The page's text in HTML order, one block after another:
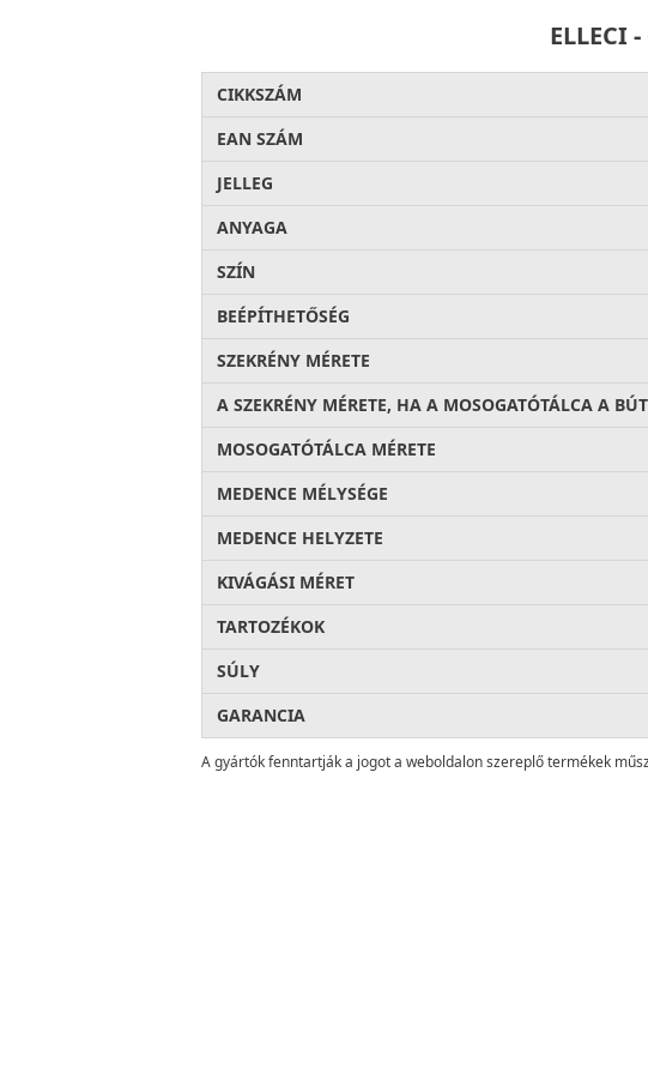
ELLECI
CIKKSZÁM
EAN SZÁM
JELLEG
ANYAGA
SZÍN
BEÉPÍTHETŐSÉG
SZEKRÉNY MÉRETE
A SZEKRÉNY MÉRETE, HA A MOSOGATÓTÁLCA A
MOSOGATÓTÁLCA MÉRETE
MEDENCE MÉLYSÉGE
MEDENCE HELYZETE
KIVÁGÁSI MÉRET
TARTOZÉKOK
SÚLY
GARANCIA
A gyártók fenntartják a jogot a weboldalon szereplő termékek